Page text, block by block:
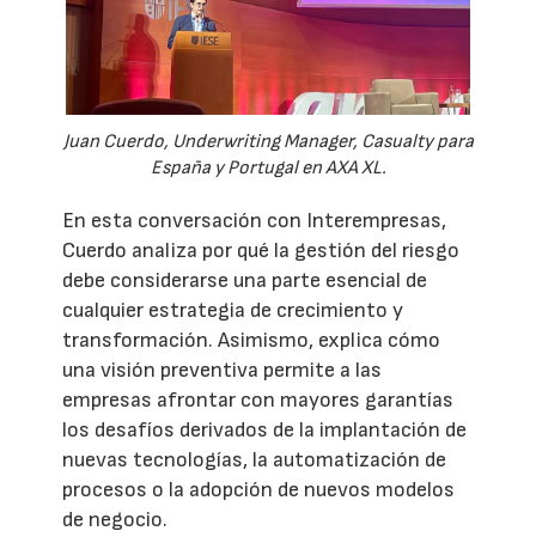
Juan Cuerdo, Underwriting Manager, Casualty para
España y Portugal en AXA XL.
En esta conversación con Interempresas,
Cuerdo analiza por qué la gestión del riesgo
debe considerarse una parte esencial de
cualquier estrategia de crecimiento y
transformación. Asimismo, explica cómo
una visión preventiva permite a las
empresas afrontar con mayores garantías
los desafíos derivados de la implantación de
nuevas tecnologías, la automatización de
procesos o la adopción de nuevos modelos
de negocio.